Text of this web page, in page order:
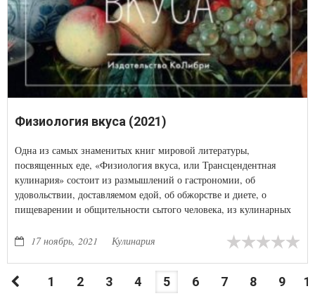
Физиология вкуса (2021)
Одна из самых знаменитых книг мировой литературы,
посвященных еде, «Физиология вкуса, или Трансцендентная
кулинария» состоит из размышлений о гастрономии, об
удовольствии, доставляемом едой, об обжорстве и диете, о
пищеварении и общительности сытого человека, из кулинарных
17 ноябрь, 2021
Кулинария
1 2 3 4 5 6 7 8 9